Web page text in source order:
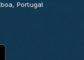
Portugal